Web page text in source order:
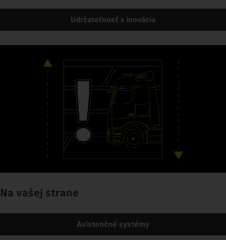
Udržateľnosť a inovácia
Na vašej strane
Asistenčné systémy